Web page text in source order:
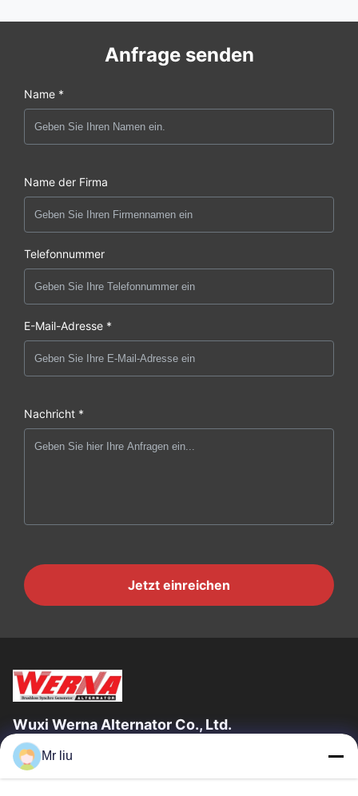
Anfrage senden
Name *
Name der Firma
Telefonnummer
E-Mail-Adresse *
Nachricht *
Jetzt einreichen
Wuxi Werna Alternator Co., Ltd.
Schnelllinks
Mr liu